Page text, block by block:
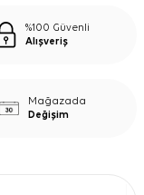
%100 Güvenli
Alışveriş
Mağazada
Değişim